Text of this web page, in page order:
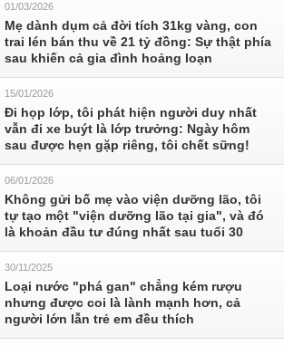
01/03/2026
Mẹ dành dụm cả đời tích 31kg vàng, con
trai lén bán thu về 21 tỷ đồng: Sự thật phía
sau khiến cả gia đình hoảng loạn
15/01/2026
Đi họp lớp, tôi phát hiện người duy nhất
vẫn đi xe buýt là lớp trưởng: Ngày hôm
sau được hẹn gặp riêng, tôi chết sững!
06/01/2026
Không gửi bố mẹ vào viện dưỡng lão, tôi
tự tạo một "viện dưỡng lão tại gia", và đó
là khoản đầu tư đúng nhất sau tuổi 30
30/11/2025
Loại nước "phá gan" chẳng kém rượu
nhưng được coi là lành mạnh hơn, cả
người lớn lẫn trẻ em đều thích